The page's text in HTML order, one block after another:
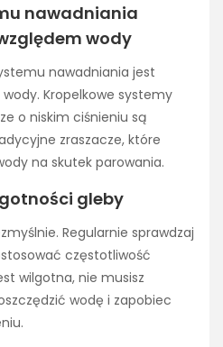
nawadniania
wody
nawadniania jest
Kropelkowe systemy
o niskim ciśnieniu są
zraszacze, które
na skutek parowania.
gleby
Regularnie sprawdzaj
częstotliwość
wilgotna, nie musisz
wodę i zapobiec